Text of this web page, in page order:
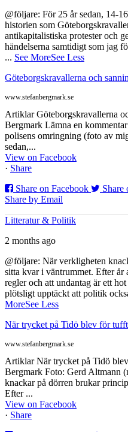
@följare: För 25 år sedan, 14-
historien som
antikapitalistiska protester och
händelserna samtidigt som jag
... See MoreSee Less
Göteborgskravallerna och
www.stefanbergmark.se
Artiklar Göteborgskravallerna
Bergmark Lämna en
polisens omringning (foto av
sedan,...
View on Facebook
· Share
Share on Facebook
Share
Share by Email
Litteratur & Politik
2 months ago
@följare: När verkligheten
sitta kvar i väntrummet. Efter år
regler och att undantag är ett
plötsligt upptäckt att politik
MoreSee Less
När trycket på Tidö blev för
www.stefanbergmark.se
Artiklar När trycket på Tidö
Bergmark Foto: Gerd Altmann
knackar på dörren brukar
Efter ...
View on Facebook
· Share